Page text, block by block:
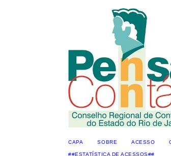
CAPA SOBRE ACESSO
##ESTATÍSTICA DE ACESSOS##